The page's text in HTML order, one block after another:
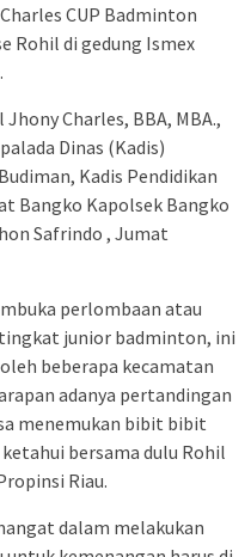
CUP Badminton
Rohil di gedung Ismex
Charles, BBA, MBA.,
Dinas (Kadis)
Kadis Pendidikan
Bangko Kapolsek Bangko
Safrindo , Jumat
perlombaan atau
junior badminton, ini
beberapa kecamatan
adanya pertandingan
menemukan bibit bibit
bersama dulu Rohil
Riau.
dalam melakukan